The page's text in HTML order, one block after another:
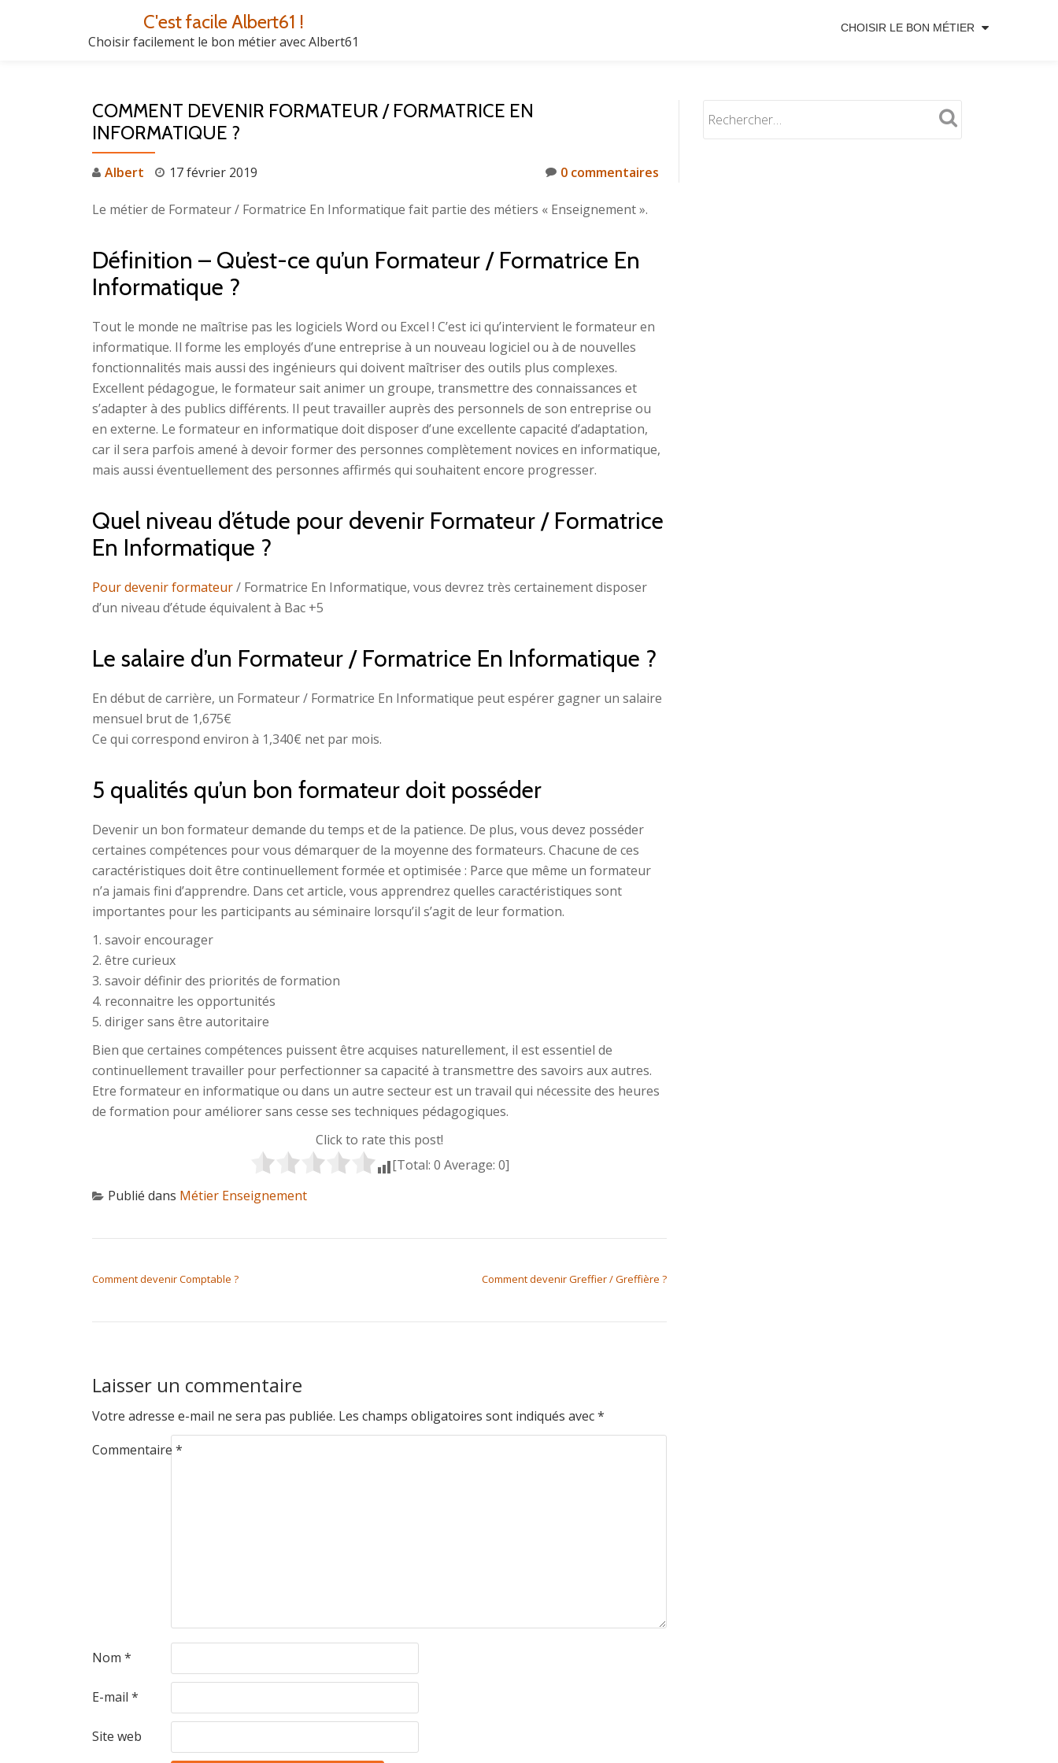
C'est facile Albert61 !
Choisir facilement le bon métier avec Albert61
CHOISIR LE BON MÉTIER
COMMENT DEVENIR FORMATEUR / FORMATRICE EN
INFORMATIQUE ?
Albert 17 février 2019 0 commentaires
Le métier de Formateur / Formatrice En Informatique fait partie des métiers « Enseignement ».
Définition – Qu’est-ce qu’un Formateur / Formatrice En
Informatique ?
Tout le monde ne maîtrise pas les logiciels Word ou Excel ! C’est ici qu’intervient le formateur en
informatique. Il forme les employés d’une entreprise à un nouveau logiciel ou à de nouvelles
fonctionnalités mais aussi des ingénieurs qui doivent maîtriser des outils plus complexes.
Excellent pédagogue, le formateur sait animer un groupe, transmettre des connaissances et
s’adapter à des publics différents. Il peut travailler auprès des personnels de son entreprise ou
en externe. Le formateur en informatique doit disposer d’une excellente capacité d’adaptation,
car il sera parfois amené à devoir former des personnes complètement novices en informatique,
mais aussi éventuellement des personnes affirmés qui souhaitent encore progresser.
Quel niveau d’étude pour devenir Formateur / Formatrice
En Informatique ?
Pour devenir formateur/ Formatrice En Informatique, vous devrez très certainement disposer
d’un niveau d’étude équivalent à Bac +5
Le salaire d’un Formateur / Formatrice En Informatique ?
En début de carrière, un Formateur / Formatrice En Informatique peut espérer gagner un salaire
mensuel brut de 1,675€
Ce qui correspond environ à 1,340€ net par mois.
5 qualités qu’un bon formateur doit posséder
Devenir un bon formateur demande du temps et de la patience. De plus, vous devez posséder
certaines compétences pour vous démarquer de la moyenne des formateurs. Chacune de ces
caractéristiques doit être continuellement formée et optimisée : Parce que même un formateur
n’a jamais fini d’apprendre. Dans cet article, vous apprendrez quelles caractéristiques sont
importantes pour les participants au séminaire lorsqu’il s’agit de leur formation.
1. savoir encourager
2. être curieux
3. savoir définir des priorités de formation
4. reconnaitre les opportunités
5. diriger sans être autoritaire
Bien que certaines compétences puissent être acquises naturellement, il est essentiel de
continuellement travailler pour perfectionner sa capacité à transmettre des savoirs aux autres.
Etre formateur en informatique ou dans un autre secteur est un travail qui nécessite des heures
de formation pour améliorer sans cesse ses techniques pédagogiques.
Click to rate this post!
[Total: 0 Average: 0]
Publié dans Métier Enseignement
Comment devenir Comptable ? Comment devenir Greffier / Greffière ?
Laisser un commentaire
Votre adresse e-mail ne sera pas publiée. Les champs obligatoires sont indiqués avec*
Commentaire *
Nom *
E-mail *
Site web